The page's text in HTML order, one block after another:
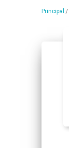
Principal /